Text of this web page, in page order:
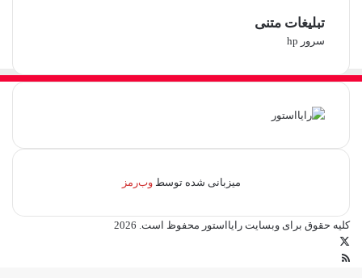
تبلیغات متنی
سرور hp
میزبانی شده توسطوب‌رمز
کلیه حقوق برای وبسایت رایااستور محفوظ است. 2026
خوراک